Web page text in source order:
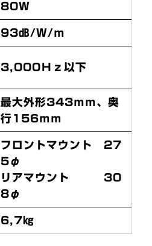
80W
93㏈/Ｗ/ｍ
3,000Ｈｚ以下
最大外形343ｍｍ、奥
行156ｍｍ
フロントマウント 27
5φ
リアマウント 30
8φ
6,7㎏